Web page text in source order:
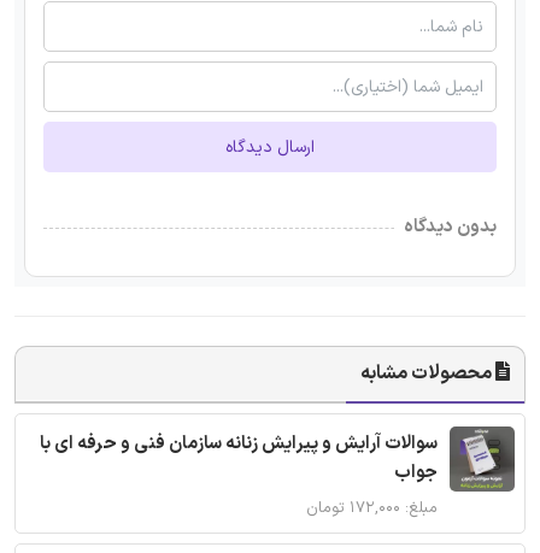
ارسال دیدگاه
بدون دیدگاه
محصولات مشابه
سوالات آرایش و پیرایش زنانه سازمان فنی و حرفه ای با
جواب
مبلغ: ۱۷۲,۰۰۰ تومان